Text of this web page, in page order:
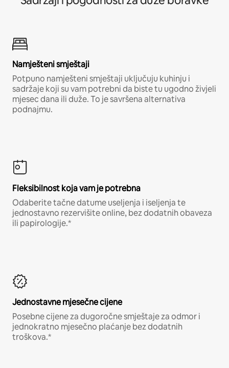
Namješteni smještaji
Potpuno namješteni smještaji uključuju kuhinju i
sadržaje koji su vam potrebni da biste tu ugodno živjeli
mjesec dana ili duže. To je savršena alternativa
podnajmu.
Fleksibilnost koja vam je potrebna
Odaberite tačne datume useljenja i iseljenja te
jednostavno rezervišite online, bez dodatnih obaveza
ili papirologije.*
Jednostavne mjesečne cijene
Posebne cijene za dugoročne smještaje za odmor i
jednokratno mjesečno plaćanje bez dodatnih
troškova.*